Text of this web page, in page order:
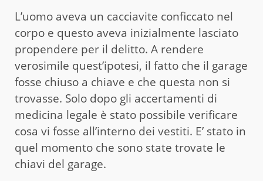
L’uomo aveva un cacciavite conficcato nel
corpo e questo aveva inizialmente lasciato
propendere per il delitto. A rendere
verosimile quest’ipotesi, il fatto che il garage
fosse chiuso a chiave e che questa non si
trovasse. Solo dopo gli accertamenti di
medicina legale è stato possibile verificare
cosa vi fosse all’interno dei vestiti. E’ stato in
quel momento che sono state trovate le
chiavi del garage.